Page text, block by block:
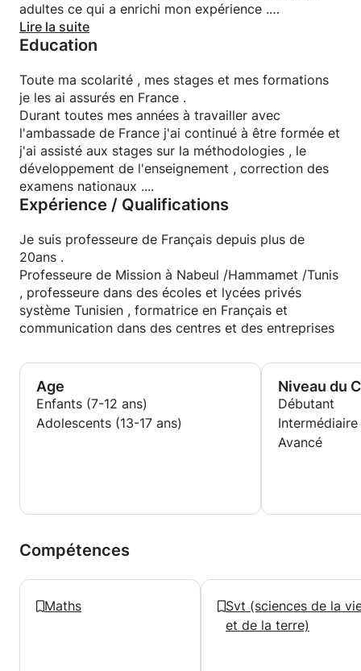
adultes ce qui a enrichi mon expérience .
Actuellement , en plus d’être professeure de
Français , j'ai fondé mon centre d’enseignement où
et des formations aux élèves de mission ,système
Tunisien et aux adultes dans différentes matières et
à TOUS les niveaux .
Mon équipe est composée de professeurs , pour la
plupart , francophones , expérimentés et très
qualifiés dont les résultats avec les élèves en
témoignent .
Les cours sont dans plupart des cas INDIVIDUELS
On met un point d'honneur à aider nos élèves même
ceux en difficultés et avec des lacunes accumulées
durant des années et à les satisfaire .
Lire la suite
Education
Toute ma scolarité , mes stages et mes formations
je les ai assurés en France .
Durant toutes mes années à travailler avec
l'ambassade de France j'ai continué à être formée et
j'ai assisté aux stages sur la méthodologies , le
développement de l'enseignement , correction des
examens nationaux ....
Expérience / Qualifications
Je suis professeure de Français depuis plus de
20ans .
Professeure de Mission à Nabeul /Hammamet /Tunis
, professeure dans des écoles et lycées privés
système Tunisien , formatrice en Français et
communication dans des centres et des entreprises
Age
Enfants (7-12 ans)
Adolescents (13-17 ans)
Niveau du
Débutant
Intermédiaire
Avancé
Compétences
Maths
Svt (sciences de la
et de la terre)